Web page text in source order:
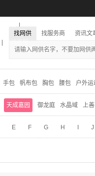
找网供 找服务商 资讯文
手包 帆布包 胸包 腰包 户外运
天成嘉园 御龙庭 水晶域 上
E F G H J